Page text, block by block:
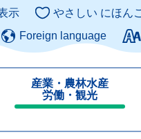
このペー
示 やさしい にほん
Foreign language
産業・農林水産
労働・観光
じ